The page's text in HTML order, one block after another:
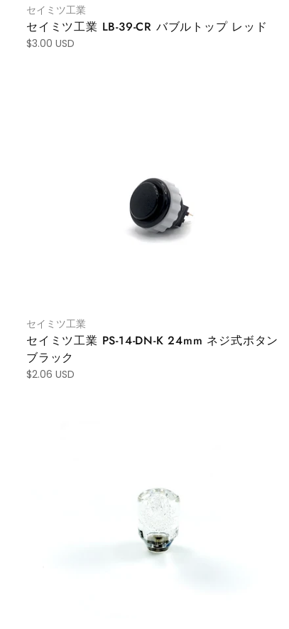
セイミツ工業
セイミツ工業 LB-39-CR バブルトップ レッド
$3.00 USD
セイミツ工業
セイミツ工業 PS-14-DN-K 24mm ネジ式ボタン
ブラック
$2.06 USD